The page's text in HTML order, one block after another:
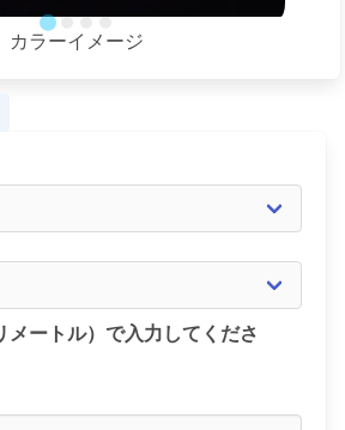
カラーイメージ
メートル）で入力してくださ